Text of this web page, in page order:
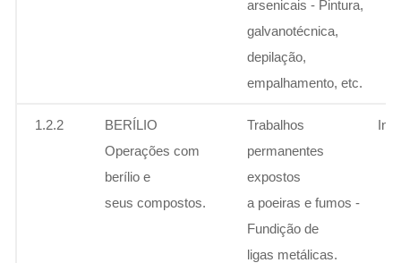
arsenicais - Pintura,
galvanotécnica,
depilação,
empalhamento, etc.
1.2.2
BERÍLIO
Operações com
berílio e
seus compostos.
Trabalhos
permanentes
expostos
a poeiras e fumos -
Fundição de
ligas metálicas.